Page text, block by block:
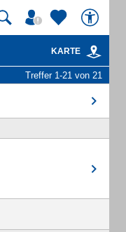
KARTE
Treffer 1-21 von 21